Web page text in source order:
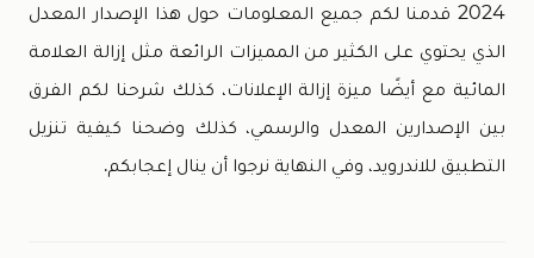
2024 قدمنا لكم جميع المعلومات حول هذا الإصدار المعدل
الذي يحتوي على الكثير من المميزات الرائعة مثل إزالة العلامة
المائية مع أيضًا ميزة إزالة الإعلانات، كذلك شرحنا لكم الفرق
بين الإصدارين المعدل والرسمي، كذلك وضحنا كيفية تنزيل
التطبيق للاندرويد، وفي النهاية نرجوا أن ينال إعجابكم.